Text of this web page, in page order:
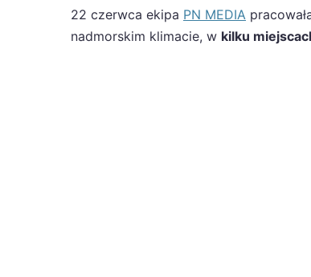
22 czerwca ekipa PN MEDIA
nadmorskim klimacie, w kilku